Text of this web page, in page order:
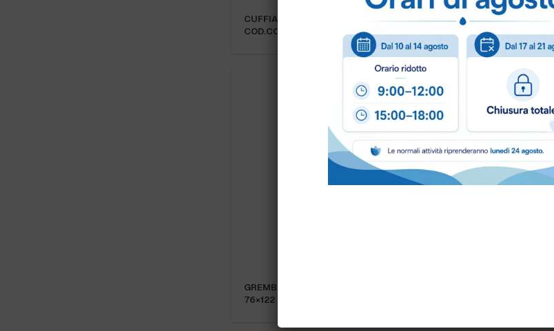
CUFFIA PLP “DET CAP” DETECT.
COD.COLOR…
FEDERE
GREMBIULE DAH CARE LDPE 40my
76×122 cm. n.50…
PRONTA CONSEGNA